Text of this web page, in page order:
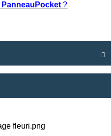
PanneauPocket?
